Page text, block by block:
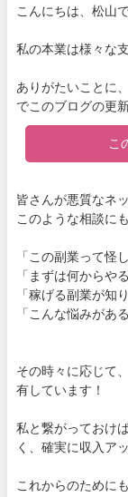
こんにちは、松山で
私の本業は様々な
ありがたいことに
でこのブログの更
こ
皆さんが悪質なネ
このような相談に
「この副業って怪
「まずは何からや
「稼げる副業が知
「こんな悩みがあ
その時々に応じて
有しています！
私と繋がっておけ
く、確実に収入ア
これからのために